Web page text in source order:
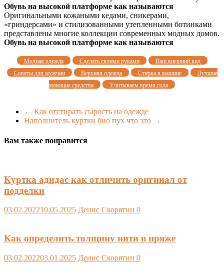
Обувь на высокой платформе как называются
Оригинальными кожаными кедами, сникерами,
«гриндерсами» и стилизованными утепленными ботинками
представлены многие коллекции современных модных домов.
Обувь на высокой платформе как называются
Модная одежда Сделать своими руками
Ваш внешний вид
Советы для мужчин
Верхняя одежда Стирка в машине
Лучшие
моющие средства
Учитываем время года
← Как отстирать сырость на одежде
Наполнитель куртки био пух что это →
Вам также понравится
Куртка адидас как отличить оригинал от
подделки
03.02.202210.05.2025 Денис Скорятин 0
Как определить толщину нити в пряже
03.02.202203.01.2025 Денис Скорятин 0